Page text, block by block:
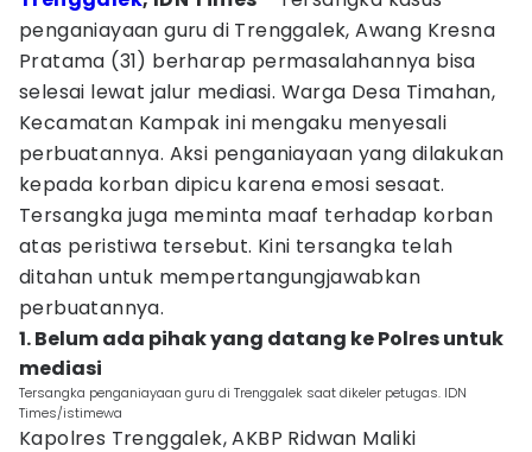
penganiayaan guru di Trenggalek, Awang Kresna
Pratama (31) berharap permasalahannya bisa
selesai lewat jalur mediasi. Warga Desa Timahan,
Kecamatan Kampak ini mengaku menyesali
perbuatannya. Aksi penganiayaan yang dilakukan
kepada korban dipicu karena emosi sesaat.
Tersangka juga meminta maaf terhadap korban
atas peristiwa tersebut. Kini tersangka telah
ditahan untuk mempertangungjawabkan
perbuatannya.
1. Belum ada pihak yang datang ke Polres untuk
mediasi
Tersangka penganiayaan guru di Trenggalek saat dikeler petugas. IDN
Times/istimewa
Kapolres Trenggalek, AKBP Ridwan Maliki